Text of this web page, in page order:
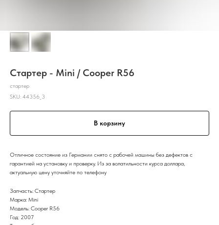
Стартер - Mini / Cooper R56
стартер
SKU: 44356_3
В корзину
Отличное состояние из Германии снято с рабочей машины без дефектов с
гарантией на установку и проверку. Из за волатильности курса доллара,
актуальную цену уточняйте по телефону
Запчасть: Стартер
Марка: Mini
Модель: Cooper R56
Год: 2007